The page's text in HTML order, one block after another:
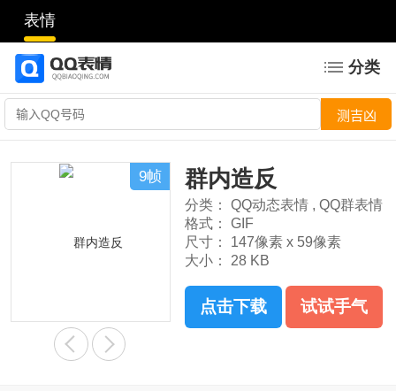
表情
分类
9帧 群内造反
分类： QQ动态表情 , QQ群表情
格式：
GIF
尺寸：
147像素 x 59像素
大小：
28 KB
点击下载 试试手气